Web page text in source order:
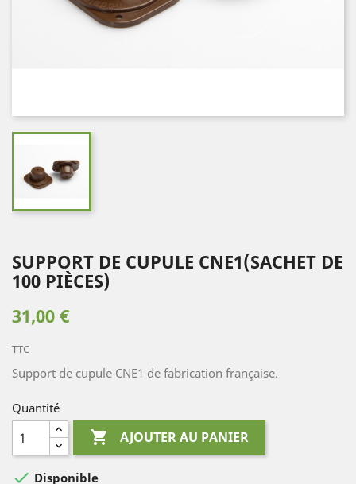
SUPPORT DE CUPULE CNE1(SACHET DE
100 PIÈCES)
31,00 €
TTC
Support de cupule CNE1 de fabrication française.
Quantité
 AJOUTER AU PANIER
 Disponible